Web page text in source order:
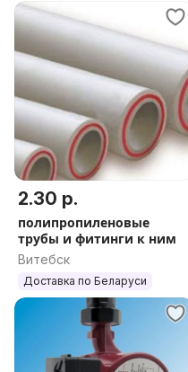
2.30 р.
полипропиленовые
трубы и фитинги к ним
Витебск
Доставка по Беларуси